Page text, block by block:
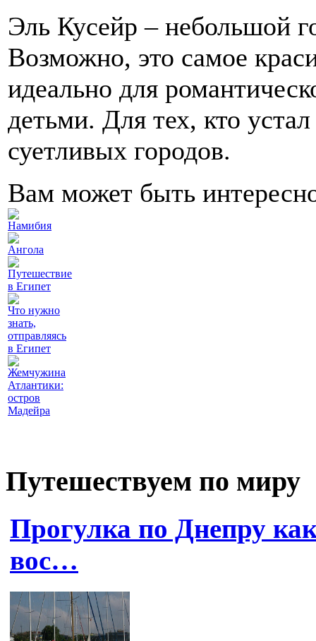
Эль Кусейр – небольшой
Возможно, это самое
идеально для
детьми. Для тех, кто
суетливых городов.
Вам может быть
Намибия
Ангола
Путешествие
в Египет
Что нужно
знать,
отправляясь
в Египет
Жемчужина
Атлантики:
остров
Мадейра
Путешествуем по миру
Прогулка по Днепру
вос…